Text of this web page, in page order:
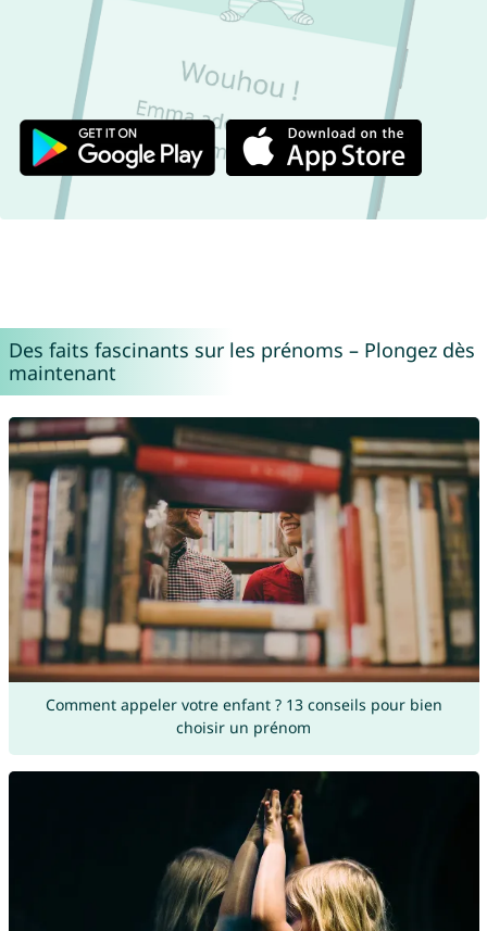
Des faits fascinants sur les prénoms – Plongez dès
maintenant
Comment appeler votre enfant ? 13 conseils pour bien
choisir un prénom